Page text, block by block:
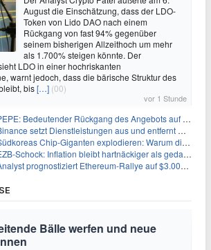
August die Einschätzung, dass der LDO-
Token von Lido DAO nach einem
Rückgang von fast 94% gegenüber
seinem bisherigen Allzeithoch um mehr
als 1.700% steigen könnte. Der
LDO in einer hochriskanten
warnt jedoch, dass die bärische Struktur des
bis[…] (00)
vor 1 Stunde
Bedeutender Rückgang des Angebots auf Börsen – Was kommt als Nächstes?
setzt Dienstleistungen aus und entfernt mehrere Krypto-Paare: Wer ist betroffen?
Chip-Giganten explodieren: Warum dieser Rekord-Tag die KI-Branche erschüttert
Schock: Inflation bleibt hartnäckiger als gedacht – 2027 wird zum kritischen Test
prognostiziert Ethereum-Rallye auf $3.000 nach entscheidendem On-Chain-Ausbruch
Bälle werfen und neue